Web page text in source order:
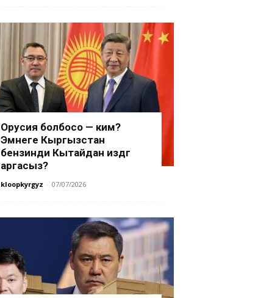
Орусия болбосо — ким?
Эмнеге Кыргызстан
бензинди Кытайдан издөөгө
аргасыз?
kloopkyrgyz - 07/07/2026